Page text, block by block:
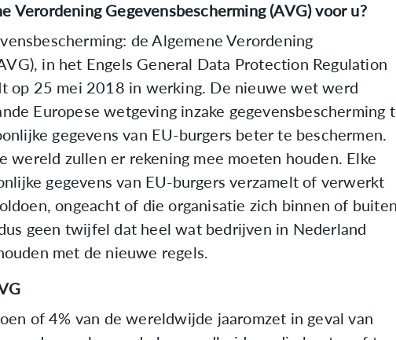
Verordening Gegevensbescherming (AVG) voor u?
de Algemene Verordening
in het Engels General Data Protection Regulation
op 25 mei 2018 in werking. De nieuwe wet werd
Europese wetgeving inzake gegevensbescherming
gegevens van EU-burgers beter te beschermen.
wereld zullen er rekening mee moeten houden. Elke
gegevens van EU-burgers verzamelt of verwerkt
ongeacht of die organisatie zich binnen of buiten
geen twijfel dat heel wat bedrijven in Nederland
met de nieuwe regels.
of 4% van de wereldwijde jaaromzet in geval van